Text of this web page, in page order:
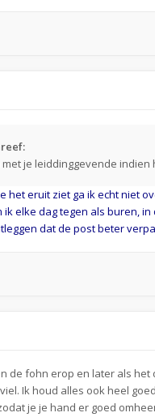
je leiddinggevende
het eruit ziet ga ik echt niet
elke dag tegen als buren,
dat de post beter
de fohn erop en later als
Ik houd alles ook heel
je je hand er goed